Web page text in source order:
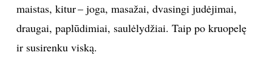
maistas, kitur – joga, masažai, dvasingi judėjimai,
draugai, paplūdimiai, saulėlydžiai. Taip po kruopelę
ir susirenku viską.